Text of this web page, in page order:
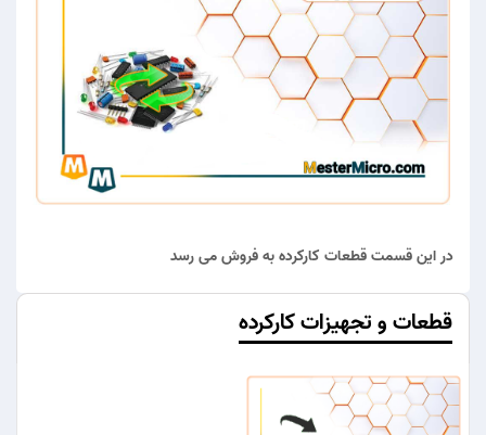
در این قسمت قطعات کارکرده به فروش می رسد
قطعات و تجهیزات کارکرده